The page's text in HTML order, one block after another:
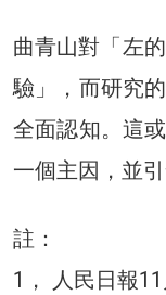
曲青山對「左
驗」，而研究
全面認知。這
一個主因，並
註：
1， 人民日報11